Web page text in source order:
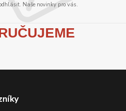
Naše novinky pro vás.